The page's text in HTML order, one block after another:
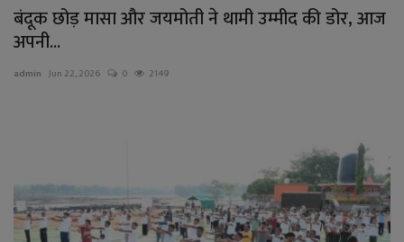
बंदूक छोड़ मासा और जयमोती ने थामी उम्मीद की डोर, आज
अपनी...
admin Jun 22, 2026 0 2149